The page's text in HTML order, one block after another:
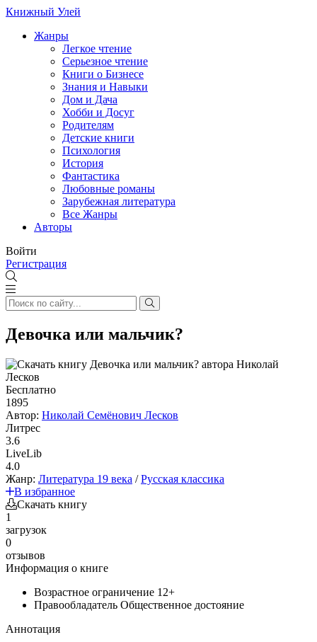
Книжный Улей
Жанры
Легкое чтение
Серьезное чтение
Книги о Бизнесе
Знания и Навыки
Дом и Дача
Хобби и Досуг
Родителям
Детские книги
Психология
История
Фантастика
Любовные романы
Зарубежная литература
Все Жанры
Авторы
Войти
Регистрация
Девочка или мальчик?
Бесплатно
1895
Автор: Николай Семёнович Лесков
Литрес
3.6
LiveLib
4.0
Жанр: Литература 19 века /Русская классика
В избранное
Скачать книгу
1
загрузок
0
отзывов
Информация о книге
Возрастное ограничение 12+
Правообладатель Общественное достояние
Аннотация